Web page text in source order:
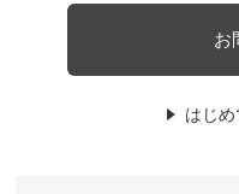
お
はじ